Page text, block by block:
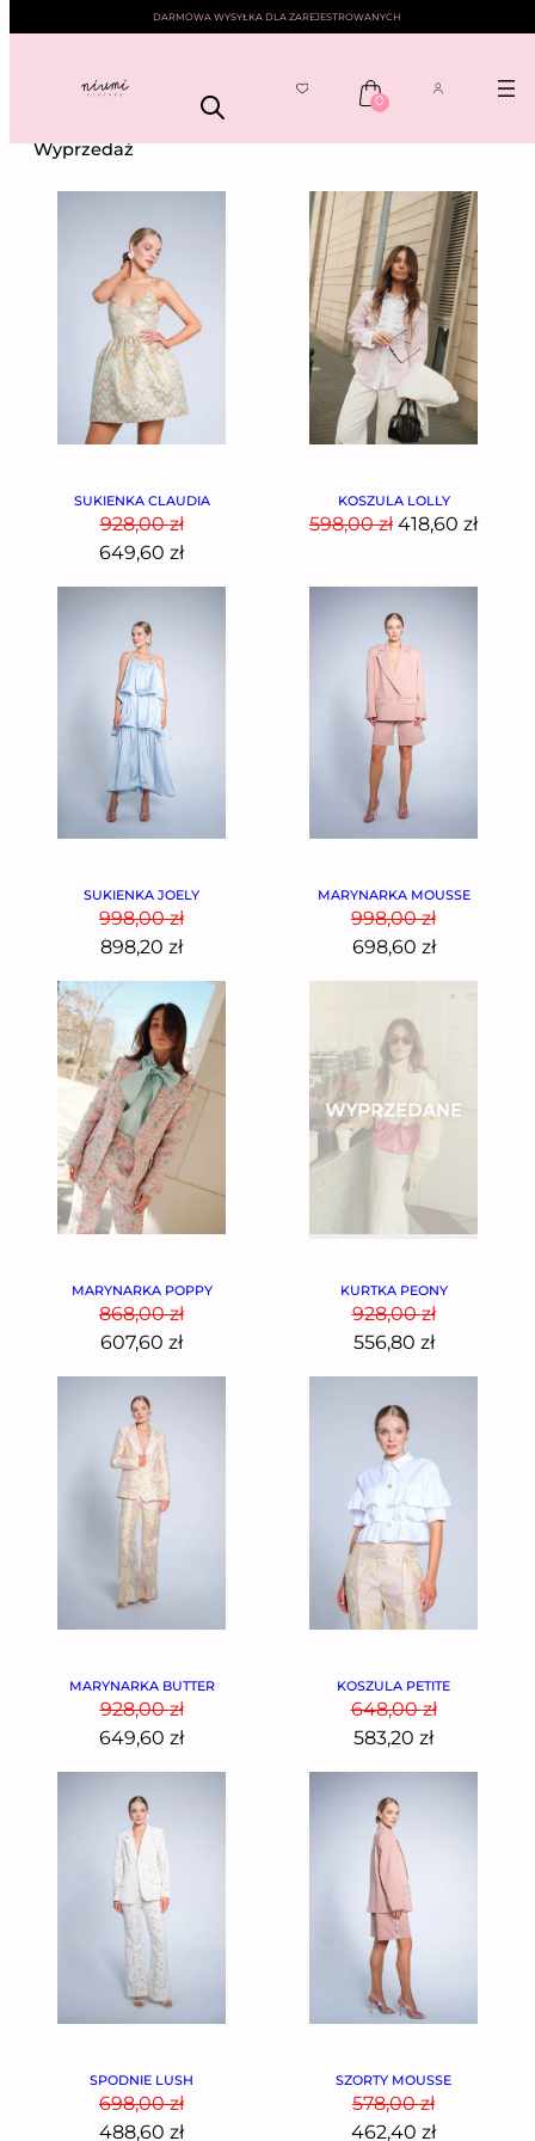
DARMOWA WYSYŁKA DLA ZAREJESTROWANYCH
0
—— WYPRZEDAŻ
Wyprzedaż
SUKIENKA CLAUDIA
928,00zł
649,60 zł
KOSZULA LOLLY
598,00zł 418,60 zł
SUKIENKA JOELY
998,00zł
898,20 zł
MARYNARKA MOUSSE
998,00zł
698,60 zł
MARYNARKA POPPY
868,00zł
607,60 zł
KURTKA PEONY
928,00zł
556,80 zł
MARYNARKA BUTTER
928,00zł
649,60 zł
KOSZULA PETITE
648,00zł
583,20 zł
SPODNIE LUSH
698,00zł
488,60 zł
SZORTY MOUSSE
578,00zł
462,40 zł